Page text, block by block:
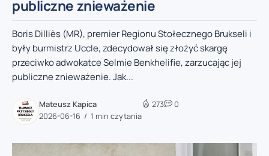
publiczne znieważenie
Boris Dilliès (MR), premier Regionu Stołecznego Brukseli i
były burmistrz Uccle, zdecydował się złożyć skargę
przeciwko adwokatce Selmie Benkhelifie, zarzucając jej
publiczne znieważenie. Jak...
Mateusz Kapica
2026-06-16
1 min czytania
273 0